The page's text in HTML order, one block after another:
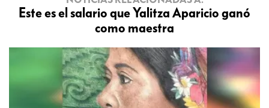
Este es el salario que Yalitza Aparicio ganó
como maestra